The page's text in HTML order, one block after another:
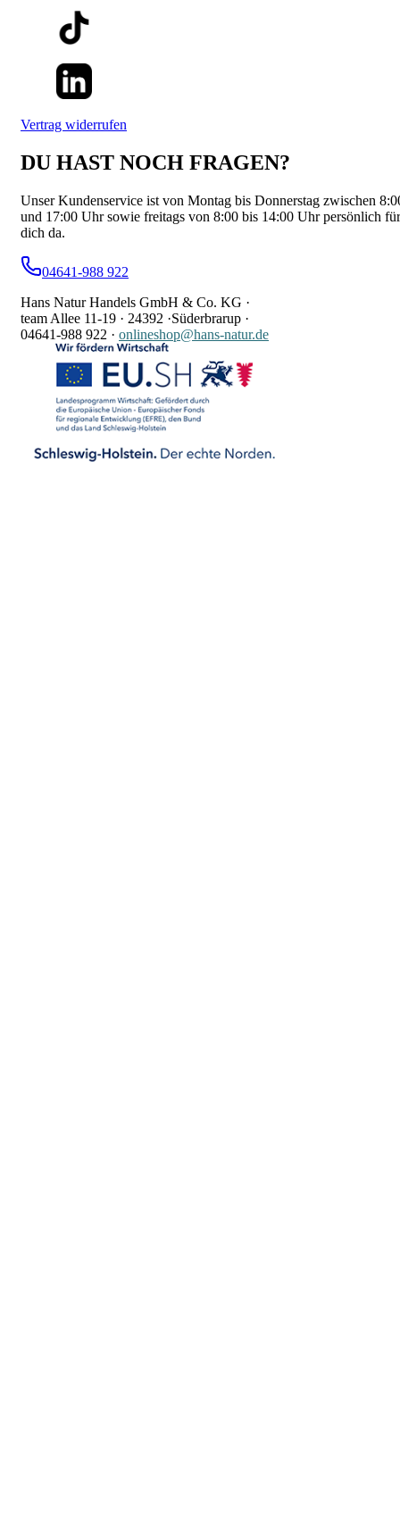
Vertrag widerrufen
DU HAST NOCH FRAGEN?
Unser Kundenservice ist von Montag bis Donnerstag zwischen
und 17:00 Uhr sowie freitags von 8:00 bis 14:00 Uhr persönlich für
dich da.
04641-988 922
Hans Natur Handels GmbH & Co. KG ·
team Allee 11-19 · 24392 ·Süderbrarup ·
04641-988 922 · onlineshop@hans-natur.de